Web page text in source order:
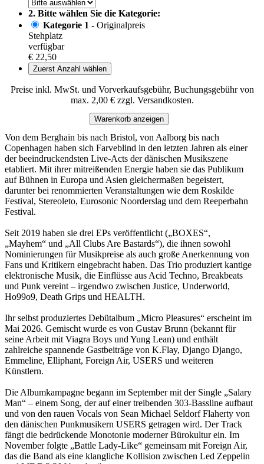
2. Bitte wählen Sie die Kategorie:
Kategorie 1 - Originalpreis
Stehplatz
verfügbar
€ 22,50
Zuerst Anzahl wählen
Preise inkl. MwSt. und Vorverkaufsgebühr, Buchungsgebühr von
max. 2,00 € zzgl. Versandkosten.
Warenkorb anzeigen
Von dem Berghain bis nach Bristol, von Aalborg bis nach
Copenhagen haben sich Farveblind in den letzten Jahren als einer
der beeindruckendsten Live-Acts der dänischen Musikszene
etabliert. Mit ihrer mitreißenden Energie haben sie das Publikum
auf Bühnen in Europa und Asien gleichermaßen begeistert,
darunter bei renommierten Veranstaltungen wie dem Roskilde
Festival, Stereoleto, Eurosonic Noorderslag und dem Reeperbahn
Festival.
Seit 2019 haben sie drei EPs veröffentlicht („BOXES“,
„Mayhem“ und „All Clubs Are Bastards“), die ihnen sowohl
Nominierungen für Musikpreise als auch große Anerkennung von
Fans und Kritikern eingebracht haben. Das Trio produziert kantige
elektronische Musik, die Einflüsse aus Acid Techno, Breakbeats
und Punk vereint – irgendwo zwischen Justice, Underworld,
Ho99o9, Death Grips und HEALTH.
Ihr selbst produziertes Debütalbum „Micro Pleasures“ erscheint im
Mai 2026. Gemischt wurde es von Gustav Brunn (bekannt für
seine Arbeit mit Viagra Boys und Yung Lean) und enthält
zahlreiche spannende Gastbeiträge von K.Flay, Django Django,
Emmeline, Elliphant, Foreign Air, USERS und weiteren
Künstlern.
Die Albumkampagne begann im September mit der Single „Salary
Man“ – einem Song, der auf einer treibenden 303-Bassline aufbaut
und von den rauen Vocals von Sean Michael Seldorf Flaherty von
den dänischen Punkmusikern USERS getragen wird. Der Track
fängt die bedrückende Monotonie moderner Bürokultur ein. Im
November folgte „Battle Lady-Like“ gemeinsam mit Foreign Air,
das die Band als eine klangliche Kollision zwischen Led Zeppelin